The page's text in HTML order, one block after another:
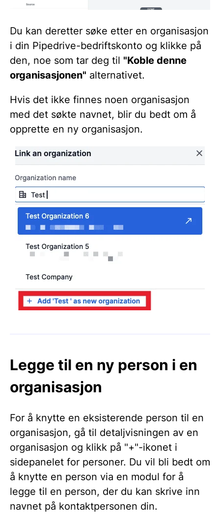
Du kan deretter søke etter en organisasjon
i din Pipedrive-bedriftskonto og klikke på
den, noe som tar deg til "Koble denne
organisasjonen" alternativet.
Hvis det ikke finnes noen organisasjon
med det søkte navnet, blir du bedt om å
opprette en ny organisasjon.
Legge til en ny person i en
organisasjon
For å knytte en eksisterende person til en
organisasjon, gå til detaljvisningen av en
organisasjon og klikk på "+"-ikonet i
sidepanelet for personer. Du vil bli bedt om
å knytte en person via en modul for å
legge til en person, der du kan skrive inn
navnet på kontaktpersonen din.